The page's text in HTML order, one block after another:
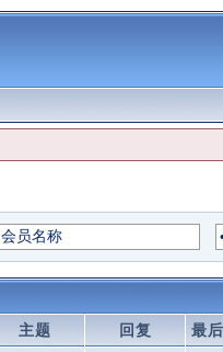
主题 回复 最